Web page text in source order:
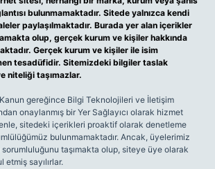
bulunmamaktadır. Sitede yalnızca kendi
paylaşılmaktadır. Burada yer alan içerikler
olup, gerçek kurum ve kişiler hakkında
Gerçek kurum ve kişiler ile isim
tesadüfidir. Sitemizdeki bilgiler taslak
niteliği taşımazlar.
Kanun gereğince Bilgi Teknolojileri ve İletişim
onaylanmış bir Yer Sağlayıcı olarak hizmet
sitedeki içerikleri proaktif olarak denetleme
bulunmamaktadır. Ancak, üyelerimiz
sorumluluğunu taşımakta olup, siteye üye olarak
etmiş sayılırlar.